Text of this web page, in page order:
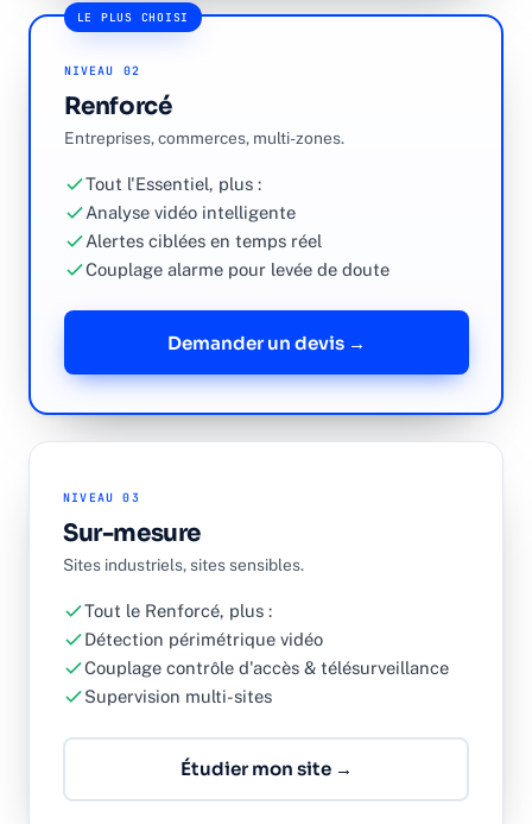
LE PLUS CHOISI
NIVEAU 02
Renforcé
Entreprises, commerces, multi-zones.
Tout l'Essentiel, plus :
Analyse vidéo intelligente
Alertes ciblées en temps réel
Couplage alarme pour levée de doute
Demander un devis →
NIVEAU 03
Sur-mesure
Sites industriels, sites sensibles.
Tout le Renforcé, plus :
Détection périmétrique vidéo
Couplage contrôle d'accès & télésurveillance
Supervision multi-sites
Étudier mon site →